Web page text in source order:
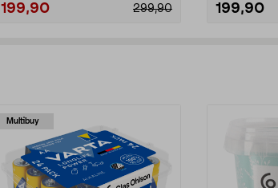
199,90 299,90 199,90
Multibuy